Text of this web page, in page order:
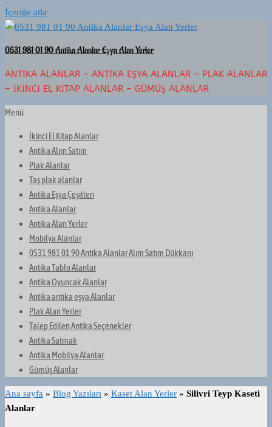
İçeriğe atla
0531 981 01 90 Antika Alanlar Eşya Alan Yerler
ANTIKA ALANLAR – ANTIKA EŞYA ALANLAR – PLAK ALANLAR
– İKINCI EL KITAP ALANLAR – GÜMÜŞ ALANLAR
Menü
İkinci El Kitap Alanlar
Antika Alım Satım
Plak Alanlar
Taş plak alanlar
Antika Eşya Çeşitleri
Antika Alanlar
Antika Alan Yerler
Mobilya Alanlar
0531 981 01 90 Antika Alanlar Alım Satım Dükkanı
Antika Tablo Alanlar
Antika Oyuncak Alanlar
Antika antika eşya Alanlar
Plak Alan Yerler
Talep Edilen Antika Seçenekler
Antika Satmak
Antika Mobilya Alanlar
Gümüş Alanlar
Ana sayfa » Blog Yazıları » Kaset Alan Yerler » Silivri Teyp Kaseti
Alanlar